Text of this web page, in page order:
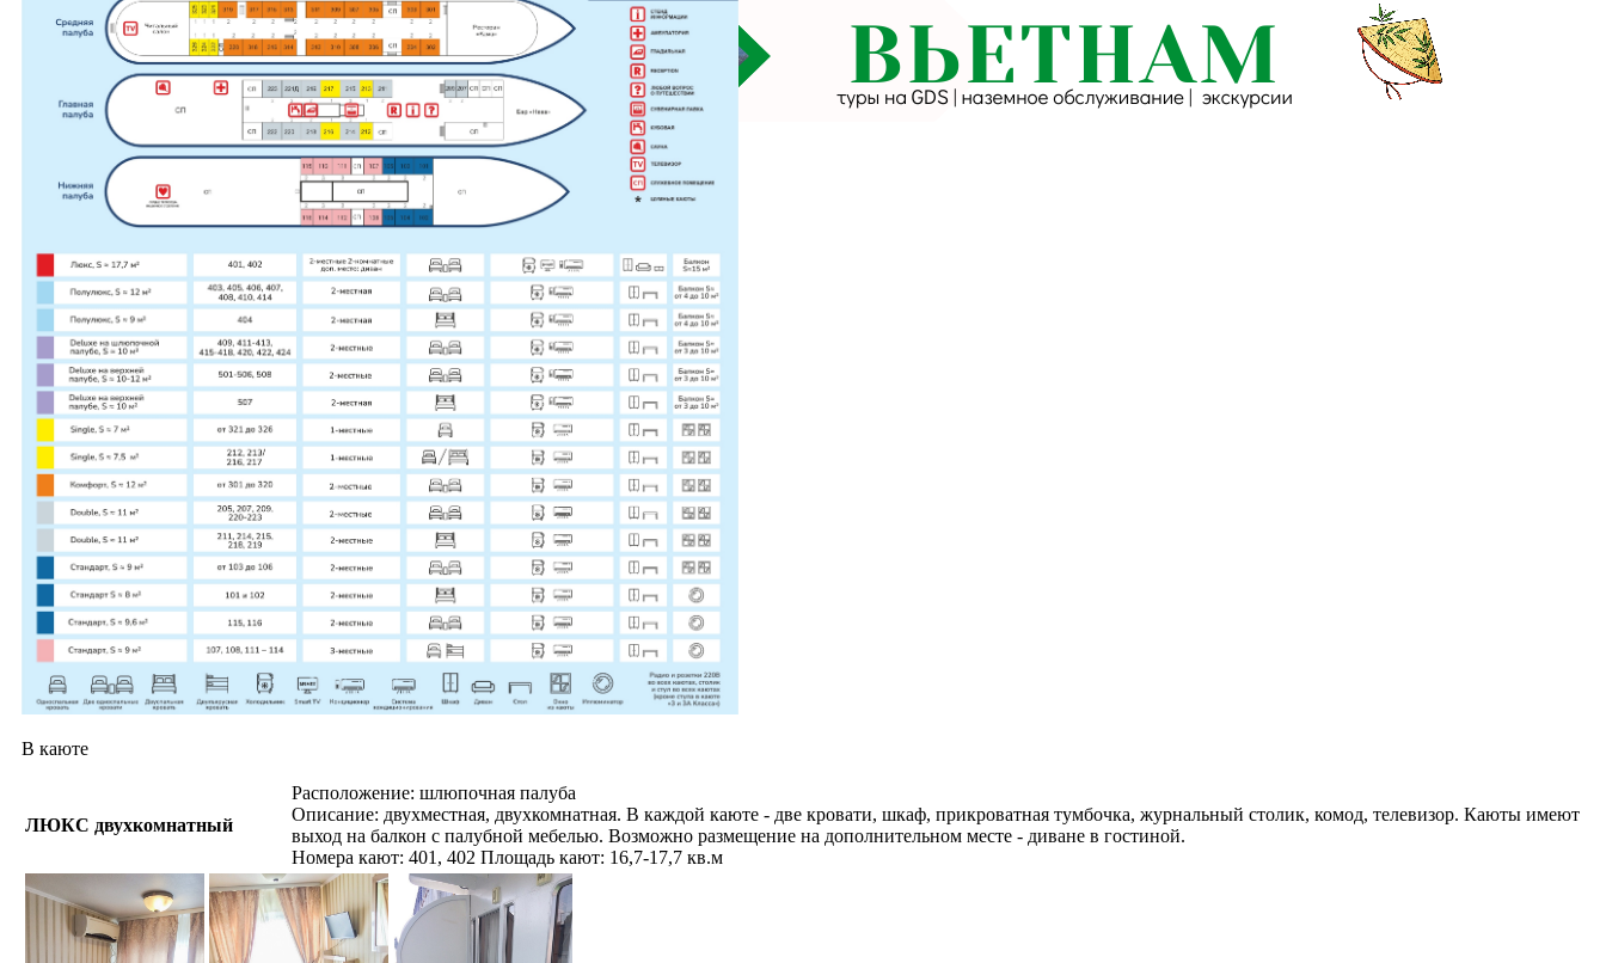
В каюте
ЛЮКС двухкомнатный
Расположение: шлюпочная палуба
Описание: двухместная, двухкомнатная. В каждой каюте - две кровати, шкаф, прикроватная тумбочка, журнальный столик, комод, телевизор. Каюты имеют
выход на балкон с палубной мебелью. Возможно размещение на дополнительном месте - диване в гостиной.
Номера кают: 401, 402 Площадь кают: 16,7-17,7 кв.м